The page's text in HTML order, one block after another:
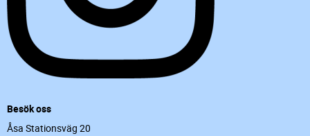
Besök oss
Åsa Stationsväg 20